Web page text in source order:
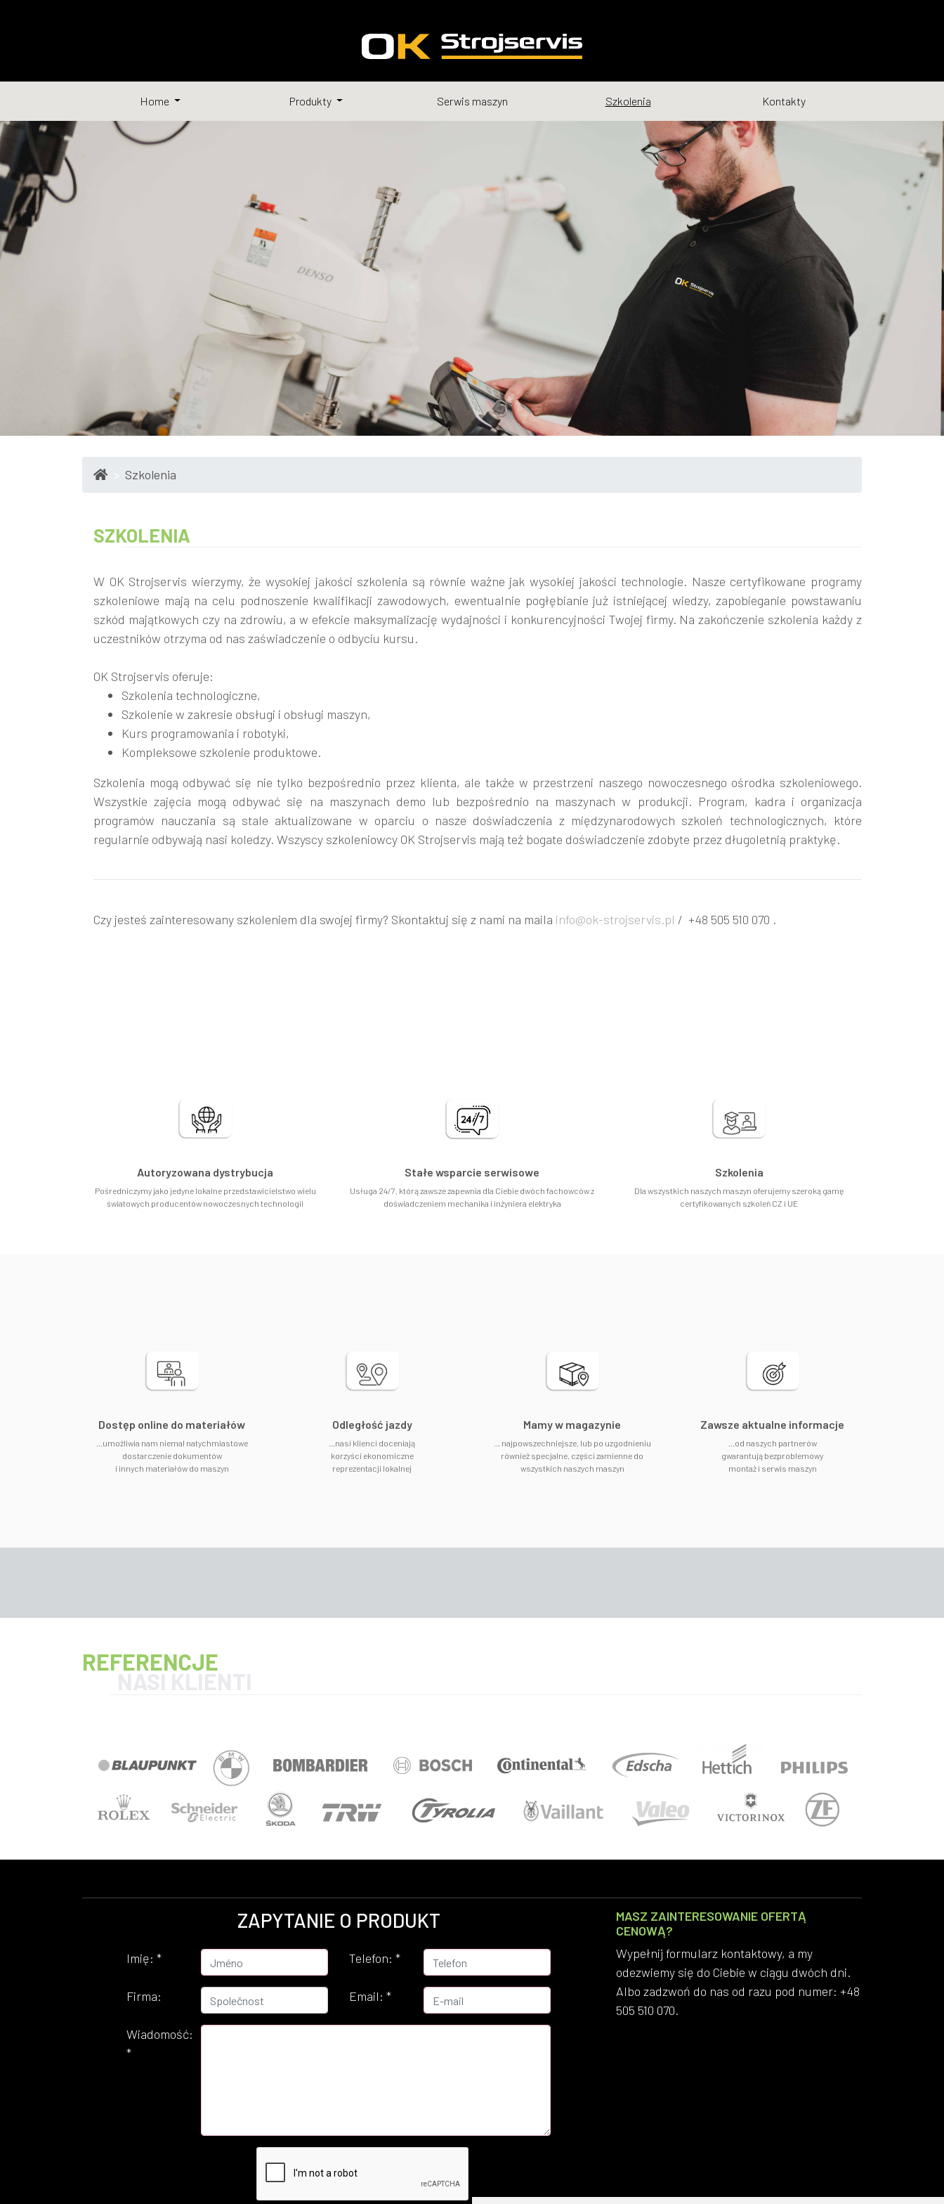
Home Produkty Serwis maszyn Szkolenia Kontakty
Szkolenia
SZKOLENIA
W OK Strojservis wierzymy, że wysokiej jakości szkolenia są równie ważne jak wysokiej jakości technologie. Nasze certyfikowane programy
szkoleniowe mają na celu podnoszenie kwalifikacji zawodowych, ewentualnie pogłębianie już istniejącej wiedzy, zapobieganie powstawaniu
szkód majątkowych czy na zdrowiu, a w efekcie maksymalizację wydajności i konkurencyjności Twojej firmy. Na zakończenie szkolenia każdy z
uczestników otrzyma od nas zaświadczenie o odbyciu kursu.
OK Strojservis oferuje:
Szkolenia technologiczne,
Szkolenie w zakresie obsługi i obsługi maszyn,
Kurs programowania i robotyki,
Kompleksowe szkolenie produktowe.
Szkolenia mogą odbywać się nie tylko bezpośrednio przez klienta, ale także w przestrzeni naszego nowoczesnego ośrodka szkoleniowego.
Wszystkie zajęcia mogą odbywać się na maszynach demo lub bezpośrednio na maszynach w produkcji. Program, kadra i organizacja
programów nauczania są stale aktualizowane w oparciu o nasze doświadczenia z międzynarodowych szkoleń technologicznych, które
regularnie odbywają nasi koledzy. Wszyscy szkoleniowcy OK Strojservis mają też bogate doświadczenie zdobyte przez długoletnią praktykę.
Czy jesteś zainteresowany szkoleniem dla swojej firmy? Skontaktuj się z nami na maila info@ok-strojservis.pl / +48 505 510 070 .
Autoryzowana dystrybucja
Pośredniczymy jako jedyne lokalne przedstawicielstwo wielu
światowych producentów nowoczesnych technologii
Stałe wsparcie serwisowe
Usługa 24/7, którą zawsze zapewnia dla Ciebie dwóch fachowców z
doświadczeniem mechanika i inżyniera elektryka
Szkolenia
Dla wszystkich naszych maszyn oferujemy szeroką gamę
certyfikowanych szkoleń CZ i UE
​Dostęp online do materiałów
...umożliwia nam niemal natychmiastowe
dostarczenie dokumentów
i innych materiałów do maszyn
Odległość jazdy
...nasi klienci doceniają
korzyści ekonomiczne
reprezentacji lokalnej
​Mamy w magazynie
... najpowszechniejsze, lub po uzgodnieniu
również specjalne, części zamienne do
wszystkich naszych maszyn
​Zawsze aktualne informacje
...od naszych partnerów
gwarantują bezproblemowy
montaż i serwis maszyn
REFERENCJE
ZAPYTANIE O PRODUKT
Imię:* Telefon: *
Firma: Email: *
Wiadomość:
*
MASZ ZAINTERESOWANIE OFERTĄ
CENOWĄ?
Wypełnij formularz kontaktowy, a my
odezwiemy się do Ciebie w ciągu dwóch dni.
Albo zadzwoń do nas od razu pod numer: +48
505 510 070.